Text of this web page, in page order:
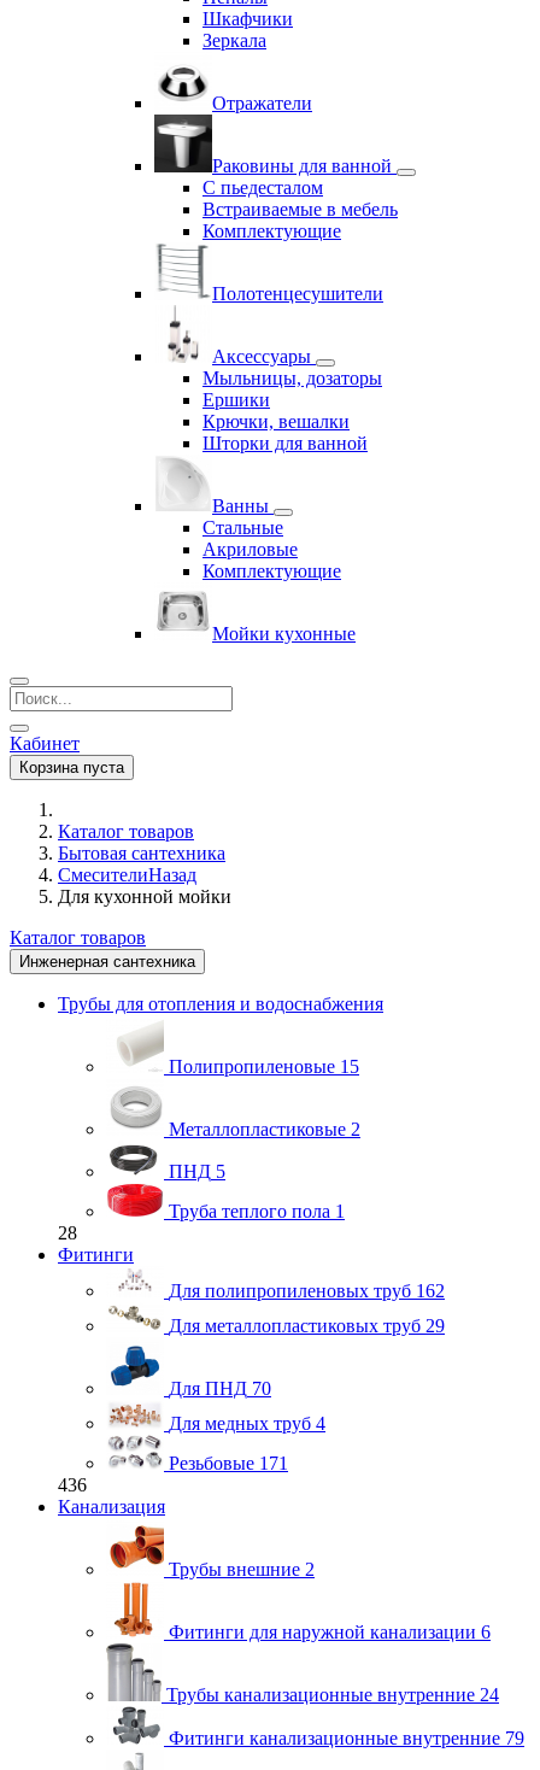
Шкафчики
Зеркала
Отражатели
Раковины для ванной
С пьедесталом
Встраиваемые в мебель
Комплектующие
Полотенцесушители
Аксессуары
Мыльницы, дозаторы
Ершики
Крючки, вешалки
Шторки для ванной
Ванны
Стальные
Акриловые
Комплектующие
Мойки кухонные
Кабинет
Корзина пуста
Каталог товаров
Бытовая сантехника
СмесителиНазад
Для кухонной мойки
Каталог товаров
Инженерная сантехника
Трубы для отопления и водоснабжения
Полипропиленовые 15
Металлопластиковые 2
ПНД 5
Труба теплого пола 1
28
Фитинги
Для полипропиленовых труб 162
Для металлопластиковых труб 29
Для ПНД 70
Для медных труб 4
Резьбовые 171
436
Канализация
Трубы внешние 2
Фитинги для наружной канализации 6
Трубы канализационные внутренние 24
Фитинги канализационные внутренние 79